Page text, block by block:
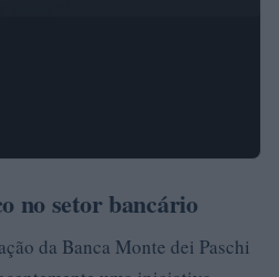
no setor bancário
da Banca Monte dei Paschi